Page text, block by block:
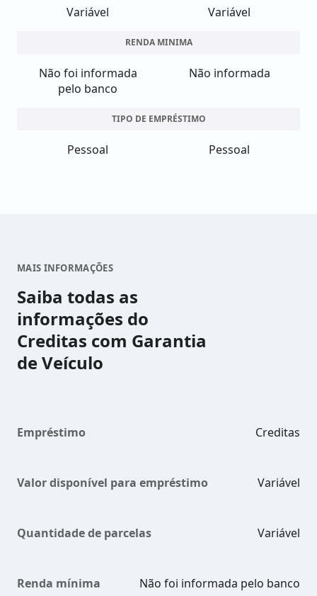
Variável Variável
RENDA MINIMA
Não foi informada
pelo banco
Não informada
TIPO DE EMPRÉSTIMO
Pessoal Pessoal
MAIS INFORMAÇÕES
Saiba todas as
informações do
Creditas com Garantia
de Veículo
Empréstimo Creditas
Valor disponível para empréstimo Variável
Quantidade de parcelas Variável
Renda mínima Não foi informada pelo banco